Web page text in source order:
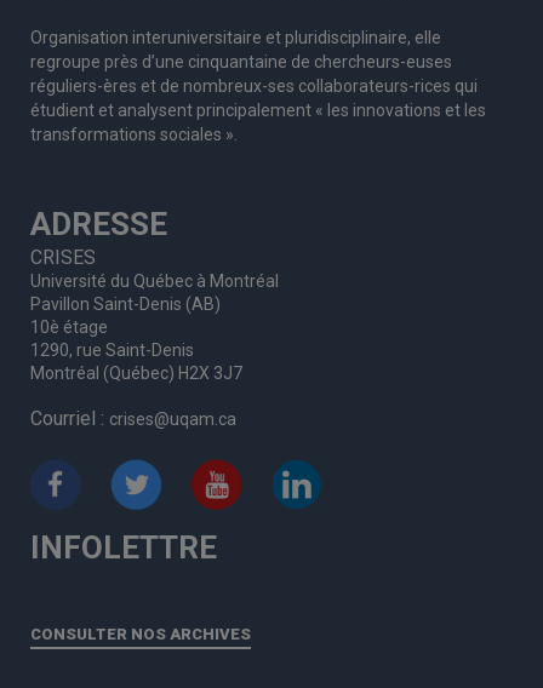
Organisation interuniversitaire et pluridisciplinaire, elle
regroupe près d’une cinquantaine de chercheurs-euses
réguliers-ères et de nombreux-ses collaborateurs-rices qui
étudient et analysent principalement « les innovations et les
transformations sociales ».
ADRESSE
CRISES
Université du Québec à Montréal
Pavillon Saint-Denis (AB)
10è étage
1290, rue Saint-Denis
Montréal (Québec) H2X 3J7
Courriel : crises@uqam.ca
INFOLETTRE
CONSULTER NOS ARCHIVES